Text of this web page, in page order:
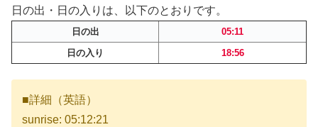
日の出・日の入りは、以下のとおりです。
日の出
05:11
日の入り
18:56
■詳細（英語）
sunrise: 05:12:21